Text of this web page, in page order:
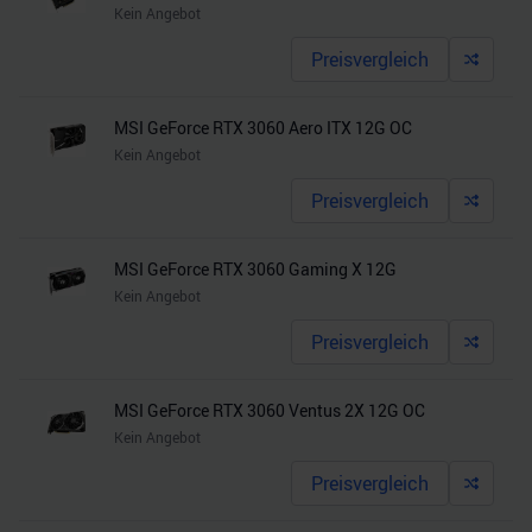
gesammelt haben.
Kein Angebot
Preisvergleich
MSI GeForce RTX 3060 Aero ITX 12G OC
Kein Angebot
Preisvergleich
MSI GeForce RTX 3060 Gaming X 12G
Kein Angebot
Preisvergleich
MSI GeForce RTX 3060 Ventus 2X 12G OC
Kein Angebot
Preisvergleich